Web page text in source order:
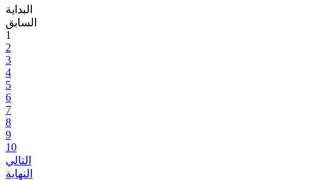
البداية
السابق
1
2
3
4
5
6
7
8
9
10
التالي
النهاية